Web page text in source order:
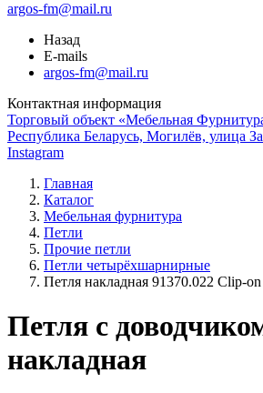
argos-fm@mail.ru
Назад
E-mails
argos-fm@mail.ru
Контактная информация
Торговый объект «Мебельная
Республика Беларусь, Могилёв, улица
Instagram
Главная
Каталог
Мебельная фурнитура
Петли
Прочие петли
Петли четырёхшарнирные
Петля накладная 91370.022 Clip-
Петля с
накладная